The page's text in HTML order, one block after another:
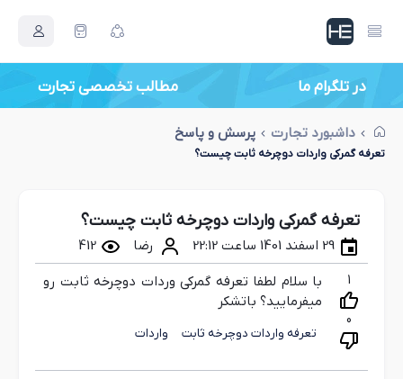
در تلگرام ما اصطلاحات بازرگانی جدید
داشبورد تجارت پرسش و پاسخ
تعرفه گمرکی واردات دوچرخه ثابت چیست؟
تعرفه گمرکی واردات دوچرخه ثابت چیست؟
29 اسفند 1401 ساعت 22:12 رضا 412
1
0
با سلام لطفا تعرفه گمرکی وردات دوچرخه ثابت رو
میفرمایید؟ باتشکر
تعرفه واردات دوچرخه ثابت واردات